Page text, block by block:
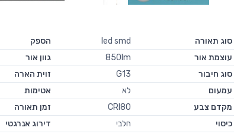
סוג תאורה led smd הספק
עוצמת אור
850lm גוון אור
סוג חיבור
G13 זוית הארה
עמעום
לא אטימות
מקדם צבע
CRI80 זמן תאורה
כיסוי
חלבי דירוג אנרגטי